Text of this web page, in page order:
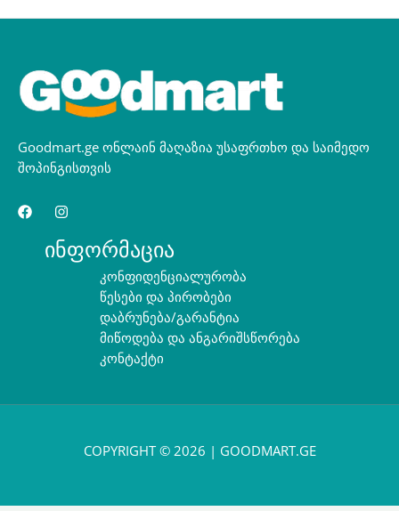
Goodmart.ge ონლაინ მაღაზია უსაფრთხო და საიმედო
შოპინგისთვის
ინფორმაცია
კონფიდენციალურობა
წესები და პირობები
დაბრუნება/გარანტია
მიწოდება და ანგარიშსწორება
კონტაქტი
COPYRIGHT © 2026 | GOODMART.GE